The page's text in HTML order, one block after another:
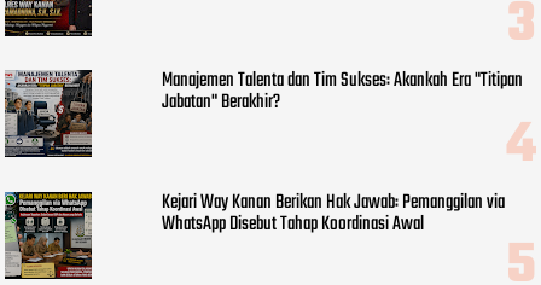
Manajemen Talenta dan Tim Sukses: Akankah Era "Titipan
Jabatan" Berakhir?
Kejari Way Kanan Berikan Hak Jawab: Pemanggilan via
WhatsApp Disebut Tahap Koordinasi Awal